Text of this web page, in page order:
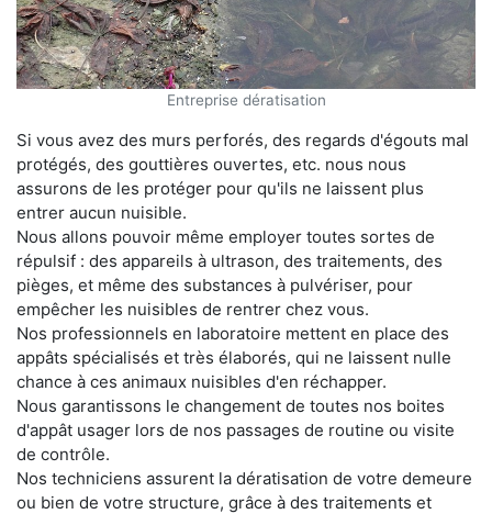
Entreprise dératisation
Si vous avez des murs perforés, des regards d'égouts mal
protégés, des gouttières ouvertes, etc. nous nous
assurons de les protéger pour qu'ils ne laissent plus
entrer aucun nuisible.
Nous allons pouvoir même employer toutes sortes de
répulsif : des appareils à ultrason, des traitements, des
pièges, et même des substances à pulvériser, pour
empêcher les nuisibles de rentrer chez vous.
Nos professionnels en laboratoire mettent en place des
appâts spécialisés et très élaborés, qui ne laissent nulle
chance à ces animaux nuisibles d'en réchapper.
Nous garantissons le changement de toutes nos boites
d'appât usager lors de nos passages de routine ou visite
de contrôle.
Nos techniciens assurent la dératisation de votre demeure
ou bien de votre structure, grâce à des traitements et